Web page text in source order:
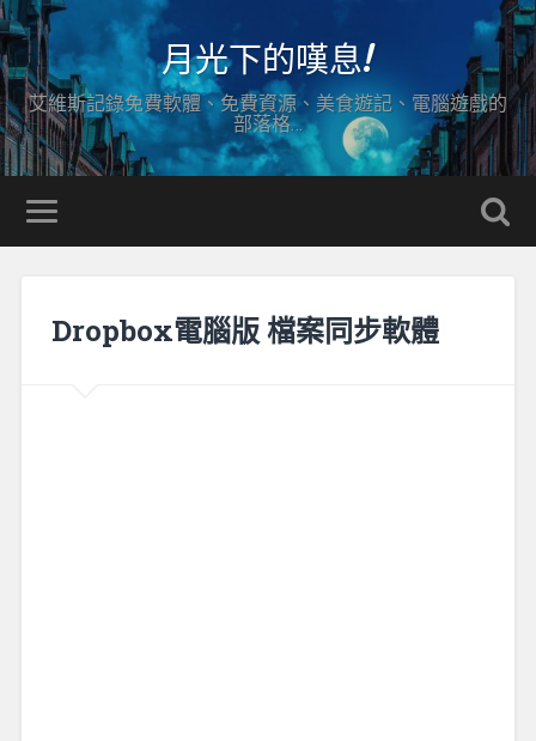
月光下的嘆息!
艾維斯記錄免費軟體、免費資源、美食遊記、電腦遊戲的
部落格…
Dropbox電腦版 檔案同步軟體